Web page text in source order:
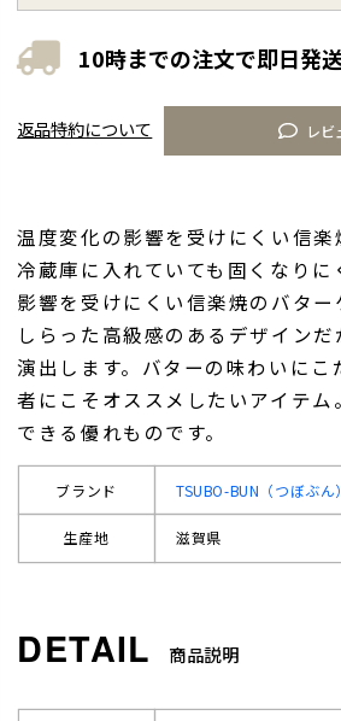
10時までの注文で即日発
レビ
返品特約について
温度変化の影響を受けにくい信楽
冷蔵庫に入れていても固くなりに
影響を受けにくい信楽焼のバター
しらった高級感のあるデザインだ
演出します。バターの味わいにこ
者にこそオススメしたいアイテム
できる優れものです。
ブランド TSUBO-BUN（つぼぶん）
生産地 滋賀県
商品説明